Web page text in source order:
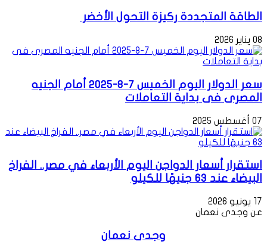
الطاقة المتجددة ركيزة التحول الأخضر
08 يناير 2026
سعر الدولار اليوم الخميس 7-8-2025 أمام الجنيه
المصرى فى بداية التعاملات
07 أغسطس 2025
استقرار أسعار الدواجن اليوم الأربعاء في مصر.. الفراخ
البيضاء عند 63 جنيهًا للكيلو
17 يونيو 2026
عن وجدى نعمان
وجدى نعمان